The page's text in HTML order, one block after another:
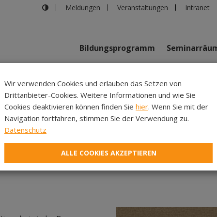
Meldungen Veranstaltungen Intranet
Bildungsprogramm
in Innsbruck
– die tabuisierte
Wir verwenden Cookies und erlauben das Setzen von
Drittanbieter-Cookies. Weitere Informationen und wie Sie
Cookies deaktivieren können finden Sie hier. Wenn Sie mit der
Navigation fortfahren, stimmen Sie der Verwendung zu.
Datenschutz
ALLE COOKIES AKZEPTIEREN